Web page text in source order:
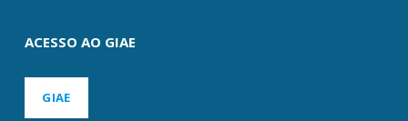
ACESSO AO GIAE
GIAE